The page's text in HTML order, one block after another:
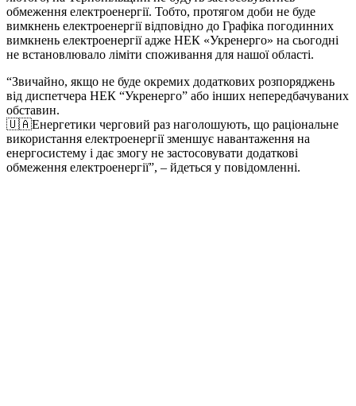
обмеження електроенергії. Тобто, протягом доби не буде
вимкнень електроенергії відповідно до Графіка погодинних
вимкнень електроенергії адже НЕК «Укренерго» на сьогодні
не встановлювало ліміти споживання для нашої області.
“Звичайно, якщо не буде окремих додаткових розпоряджень
від диспетчера НЕК “Укренерго” або інших непередбачуваних
обставин.
🇺🇦Енергетики черговий раз наголошують, що раціональне
використання електроенергії зменшує навантаження на
енергосистему і дає змогу не застосовувати додаткові
обмеження електроенергії”, – йдеться у повідомленні.